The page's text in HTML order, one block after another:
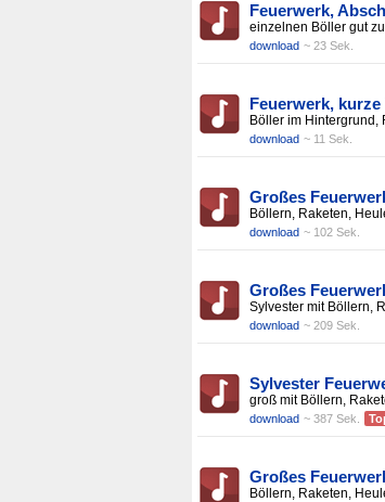
Feuerwerk,
einzelnen Böller gut
download ~ 23 Sek.
Feuerwerk, kurze
Böller im Hintergrund,
download ~ 11 Sek.
Großes
Böllern, Raketen,
download ~ 102 Sek.
Großes
Sylvester mit Böllern,
download ~ 209 Sek.
Sylvester
groß mit Böllern,
download ~ 387 Sek.
Großes
Böllern, Raketen,